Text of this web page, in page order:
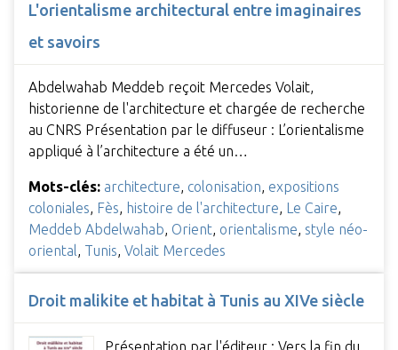
L'orientalisme architectural entre imaginaires
et savoirs
Abdelwahab Meddeb reçoit Mercedes Volait,
historienne de l'architecture et chargée de recherche
au CNRS Présentation par le diffuseur : L’orientalisme
appliqué à l’architecture a été un…
Mots-clés: architecture, colonisation, expositions
coloniales, Fès, histoire de l'architecture, Le Caire,
Meddeb Abdelwahab, Orient, orientalisme, style néo-
oriental, Tunis, Volait Mercedes
Droit malikite et habitat à Tunis au XIVe siècle
Présentation par l'éditeur : Vers la fin du